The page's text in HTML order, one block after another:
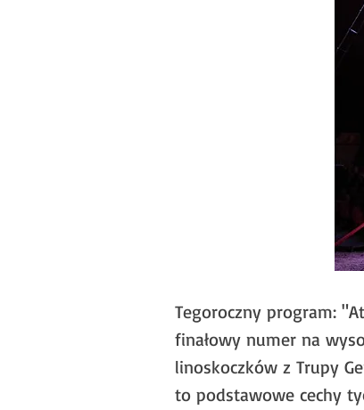
Tegoroczny program:
finałowy numer na
linoskoczków z Trupy
to podstawowe cechy